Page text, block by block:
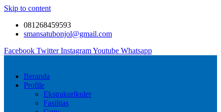
Skip to content
081268459593
smansatubonjol@gmail.com
Facebook Twitter InstagramYoutube Whatsapp
Beranda
Profile
Ekstrakurikuler
Fasilitas